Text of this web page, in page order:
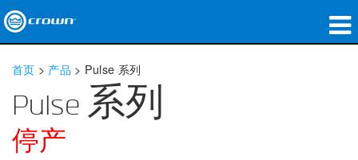
应用领域
网络音频传输
首页 > 产品 > Pulse 系列
Pulse 系列
停产